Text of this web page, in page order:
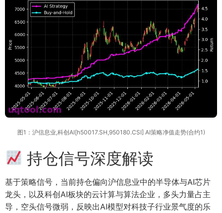
图1：沪信息业,科创AI[h50017.SH,950180.CSI] AI策略净值走势(合约1)
持仓信号深度解读
基于策略信号，当前持仓偏向沪信息业中的半导体与AI芯片
龙头，以及科创AI板块的云计算与算法企业，多头力量占主
导，空头信号微弱，反映出AI模型对科技子行业景气度的乐